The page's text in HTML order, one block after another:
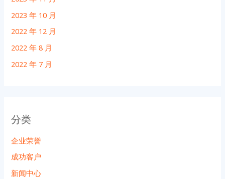
2023 年 10 月
2022 年 12 月
2022 年 8 月
2022 年 7 月
分类
企业荣誉
成功客户
新闻中心